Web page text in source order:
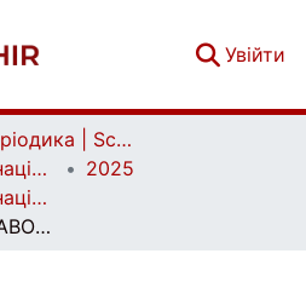
Увійти
Наукова періодика | Scientific periodicals
Вісник Київського національного університету імені Тараса Шевченка. Серія: Державне управління | Bulletin of Taras Shevchenko National University of Kyiv. Public Administration
2025
Вісник Київського національного університету імені Тараса Шевченка. Серія: Державне управління. Вип. 2 (22)
ІНСТИТУЦІЙНО-ПРАВОВИЙ МЕХАНІЗМ ФОРМУВАННЯ І РЕАЛІЗАЦІЇ ДЕРЖАВНОЇ ВЕТЕРАНСЬКОЇ ПОЛІТИКИ